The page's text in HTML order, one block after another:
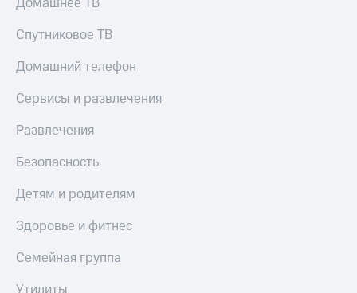
Спутниковое ТВ
Домашний телефон
Сервисы и развлечения
Развлечения
Безопасность
Детям и родителям
Здоровье и фитнес
Семейная группа